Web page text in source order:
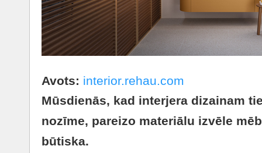
Avots: interior.rehau.com
Mūsdienās, kad interjera dizainam
nozīme, pareizo materiālu izvēle
būtiska.